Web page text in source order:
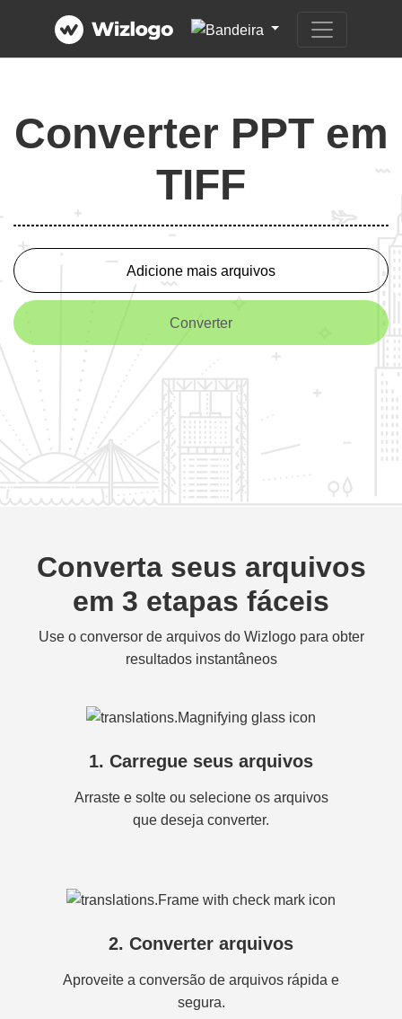
Converter PPT em
TIFF
Adicione mais arquivos
Converter
Converta seus arquivos
em 3 etapas fáceis
Use o conversor de arquivos do Wizlogo para obter
resultados instantâneos
1. Carregue seus arquivos
Arraste e solte ou selecione os arquivos
que deseja converter.
2. Converter arquivos
Aproveite a conversão de arquivos rápida e
segura.